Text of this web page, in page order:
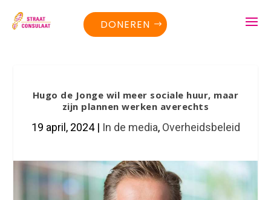
DONEREN
Hugo de Jonge wil meer sociale huur, maar
zijn plannen werken averechts
19 april, 2024| In de media, Overheidsbeleid